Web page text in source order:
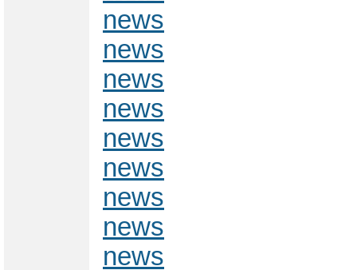
news
news
news
news
news
news
news
news
news